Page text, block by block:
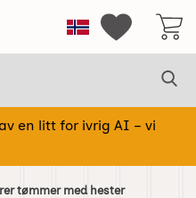
NostalgiskaNorge Mine
en litt for ivrig AI – vi
tømmer med hester